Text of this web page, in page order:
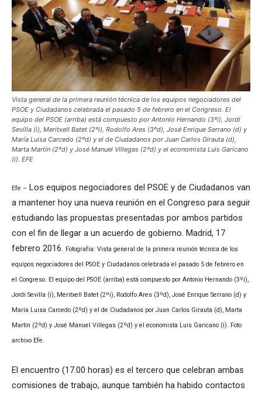
Vista general de la primera reunión técnica de los equipos negociadores del
PSOE y Ciudadanos celebrada el pasado 5 de febrero en el Congreso. El
equipo del PSOE (arriba) está compuesto por Antonio Hernando (3ºi), Jordi
Sevilla (i), Meritxell Batet (2ºi), Rodolfo Ares (3ºd), José Enrique Serrano (d) y
María Luisa Carcedo (2ºd) y el de Ciudadanos por Juan Carlos Girauta (d),
Marta Martín (2ºd) y José Manuel Villegas (2ºd) y el economista Luis Garicano
(i). EFE
Efe – Los equipos negociadores del PSOE y de Ciudadanos van
a mantener hoy una nueva reunión en el Congreso para seguir
estudiando las propuestas presentadas por ambos partidos
con el fin de llegar a un acuerdo de gobierno. Madrid, 17
febrero 2016. Fotografía: Vista general de la primera reunión técnica de los
equipos negociadores del PSOE y Ciudadanos celebrada el pasado 5 de febrero en
el Congreso. El equipo del PSOE (arriba) está compuesto por Antonio Hernando (3ºi),
Jordi Sevilla (i), Meritxell Batet (2ºi), Rodolfo Ares (3ºd), José Enrique Serrano (d) y
María Luisa Carcedo (2ºd) y el de Ciudadanos por Juan Carlos Girauta (d), Marta
Martín (2ºd) y José Manuel Villegas (2ºd) y el economista Luis Garicano (i). Foto
archivo Efe.
El encuentro (17.00 horas) es el tercero que celebran ambas
comisiones de trabajo, aunque también ha habido contactos